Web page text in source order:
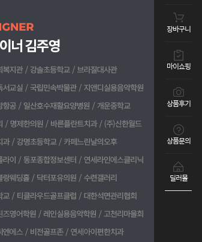
장바구니
마이쇼핑
상품후기
상품문의
딜러몰